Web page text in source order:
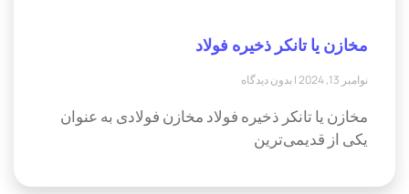
مخازن یا تانکر ذخیره فولاد
نوامبر 13, 2024 بدون دیدگاه
مخازن یا تانکر ذخیره فولاد مخازن فولادی به عنوان
یکی از قدیمی‌ترین